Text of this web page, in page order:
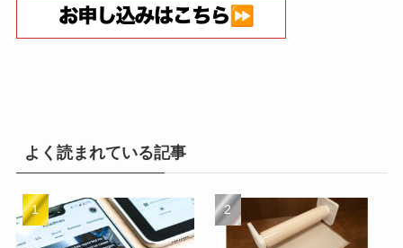
よく読まれている記事